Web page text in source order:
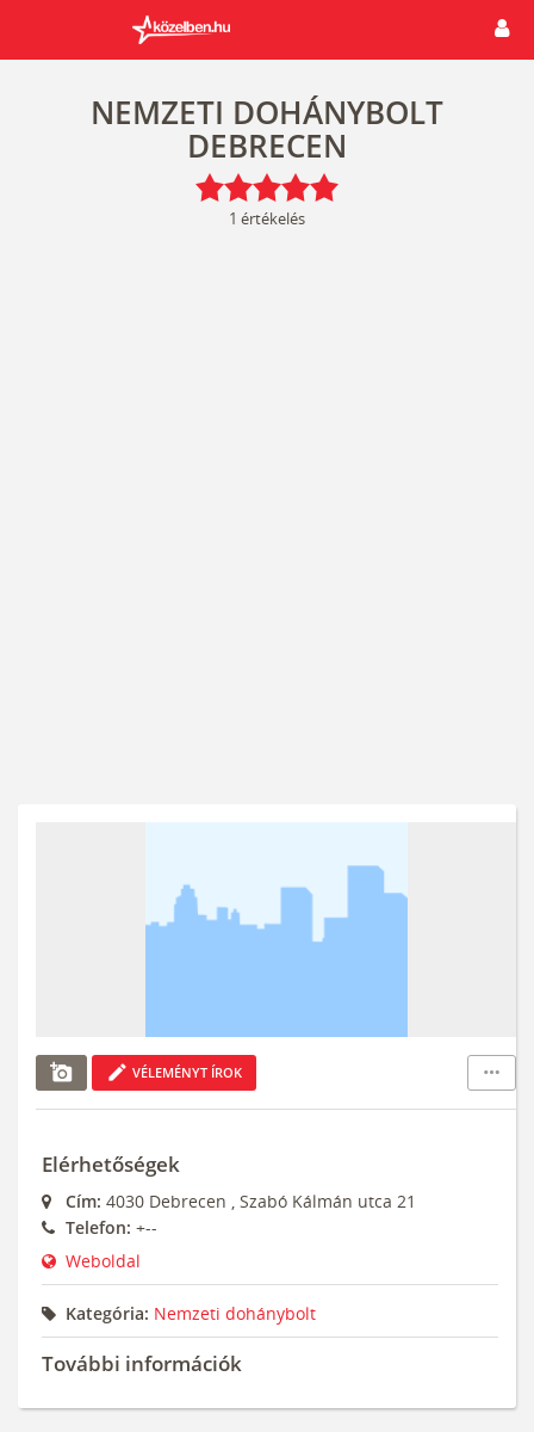
NEMZETI DOHÁNYBOLT
DEBRECEN
1 értékelés
add_a_photo edit VÉLEMÉNYT ÍROK more_horiz
Elérhetőségek
Cím: 4030 Debrecen , Szabó Kálmán utca 21
Telefon: +--
Weboldal
Kategória: Nemzeti dohánybolt
További információk